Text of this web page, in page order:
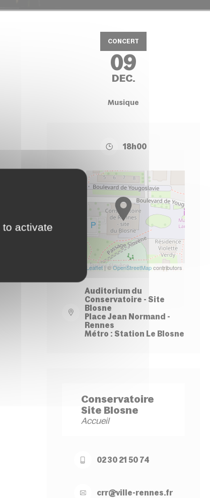
CONCERT
09
DEC.
Musique
18h00
Leaflet| ©OpenStreetMapcontributors
Auditorium du
Conservatoire - Site
Blosne
Place Jean Normand -
Rennes
Métro : Station Le Blosne
Conservatoire
Site Blosne
Accueil
02 30 21 50 74
crr@ville-rennes.fr
activate